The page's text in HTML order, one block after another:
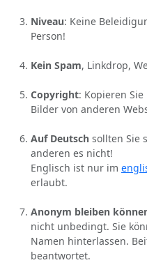
Niveau: Keine
Person!
Kein Spam, Linkdrop,
Copyright: Kopieren
Bilder von anderen
Auf Deutsch sollten Sie
anderen es nicht!
Englisch ist nur im
erlaubt.
Anonym bleiben
nicht unbedingt. Sie
Namen hinterlassen.
beantwortet.